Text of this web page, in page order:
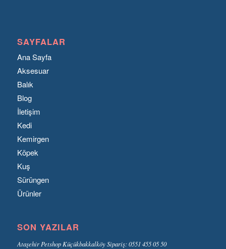
SAYFALAR
Ana Sayfa
Aksesuar
Balık
Blog
İletişim
Kedi
Kemirgen
Köpek
Kuş
Sürüngen
Ürünler
SON YAZILAR
Ataşehir Petshop Küçükbakkalköy Sipariş: 0551 455 05 50